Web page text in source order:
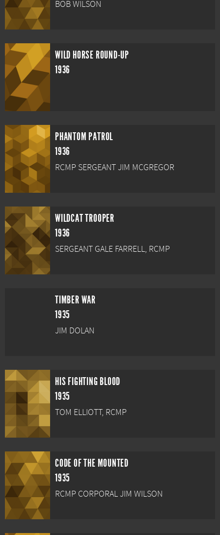
BOB WILSON
WILD HORSE ROUND-UP
1936
PHANTOM PATROL
1936
RCMP SERGEANT JIM MCGREGOR
WILDCAT TROOPER
1936
SERGEANT GALE FARRELL, RCMP
TIMBER WAR
1935
JIM DOLAN
HIS FIGHTING BLOOD
1935
TOM ELLIOTT, RCMP
CODE OF THE MOUNTED
1935
RCMP CORPORAL JIM WILSON